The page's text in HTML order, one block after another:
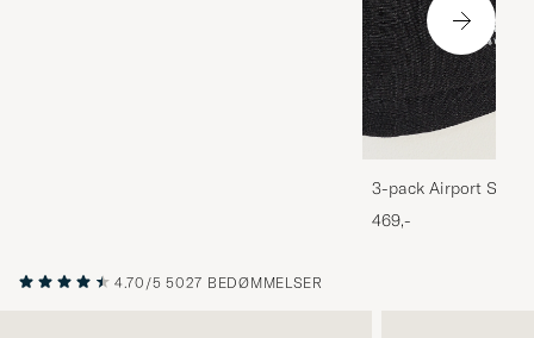
3-pack Airport
Melange
469,-
4.70/5 5027 BEDØMMELSER